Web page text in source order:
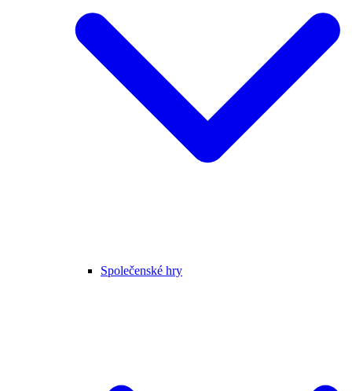
Společenské hry